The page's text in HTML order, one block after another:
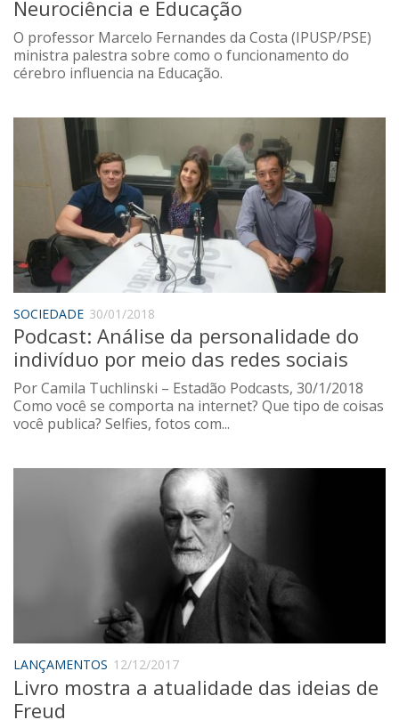
Neurociência e Educação
O professor Marcelo Fernandes da Costa (IPUSP/PSE)
ministra palestra sobre como o funcionamento do
cérebro influencia na Educação.
SOCIEDADE 30/01/2018
Podcast: Análise da personalidade do
indivíduo por meio das redes sociais
Por Camila Tuchlinski – Estadão Podcasts, 30/1/2018
Como você se comporta na internet? Que tipo de coisas
você publica? Selfies, fotos com...
LANÇAMENTOS 12/12/2017
Livro mostra a atualidade das ideias de
Freud